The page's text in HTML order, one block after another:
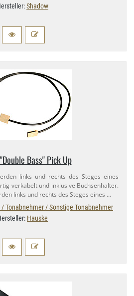
Shadow
Bass" Pick Up
links und rechts des Steges eines
verkabelt und inklusive Buchsenhalter.
links und rechts des Steges eines …
/ Tonabnehmer / Sonstige Tonabnehmer
Hauske